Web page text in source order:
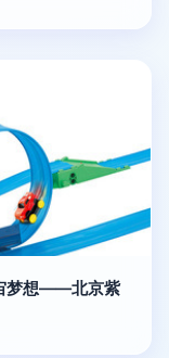
梦想——北京紫